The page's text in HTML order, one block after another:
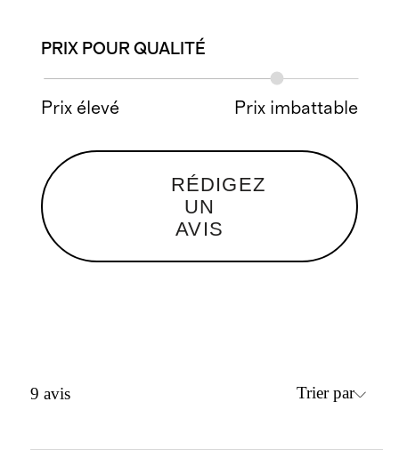
PRIX POUR QUALITÉ
Prix élevé Prix imbattable
RÉDIGEZ
UN
AVIS
9 avis Trier par